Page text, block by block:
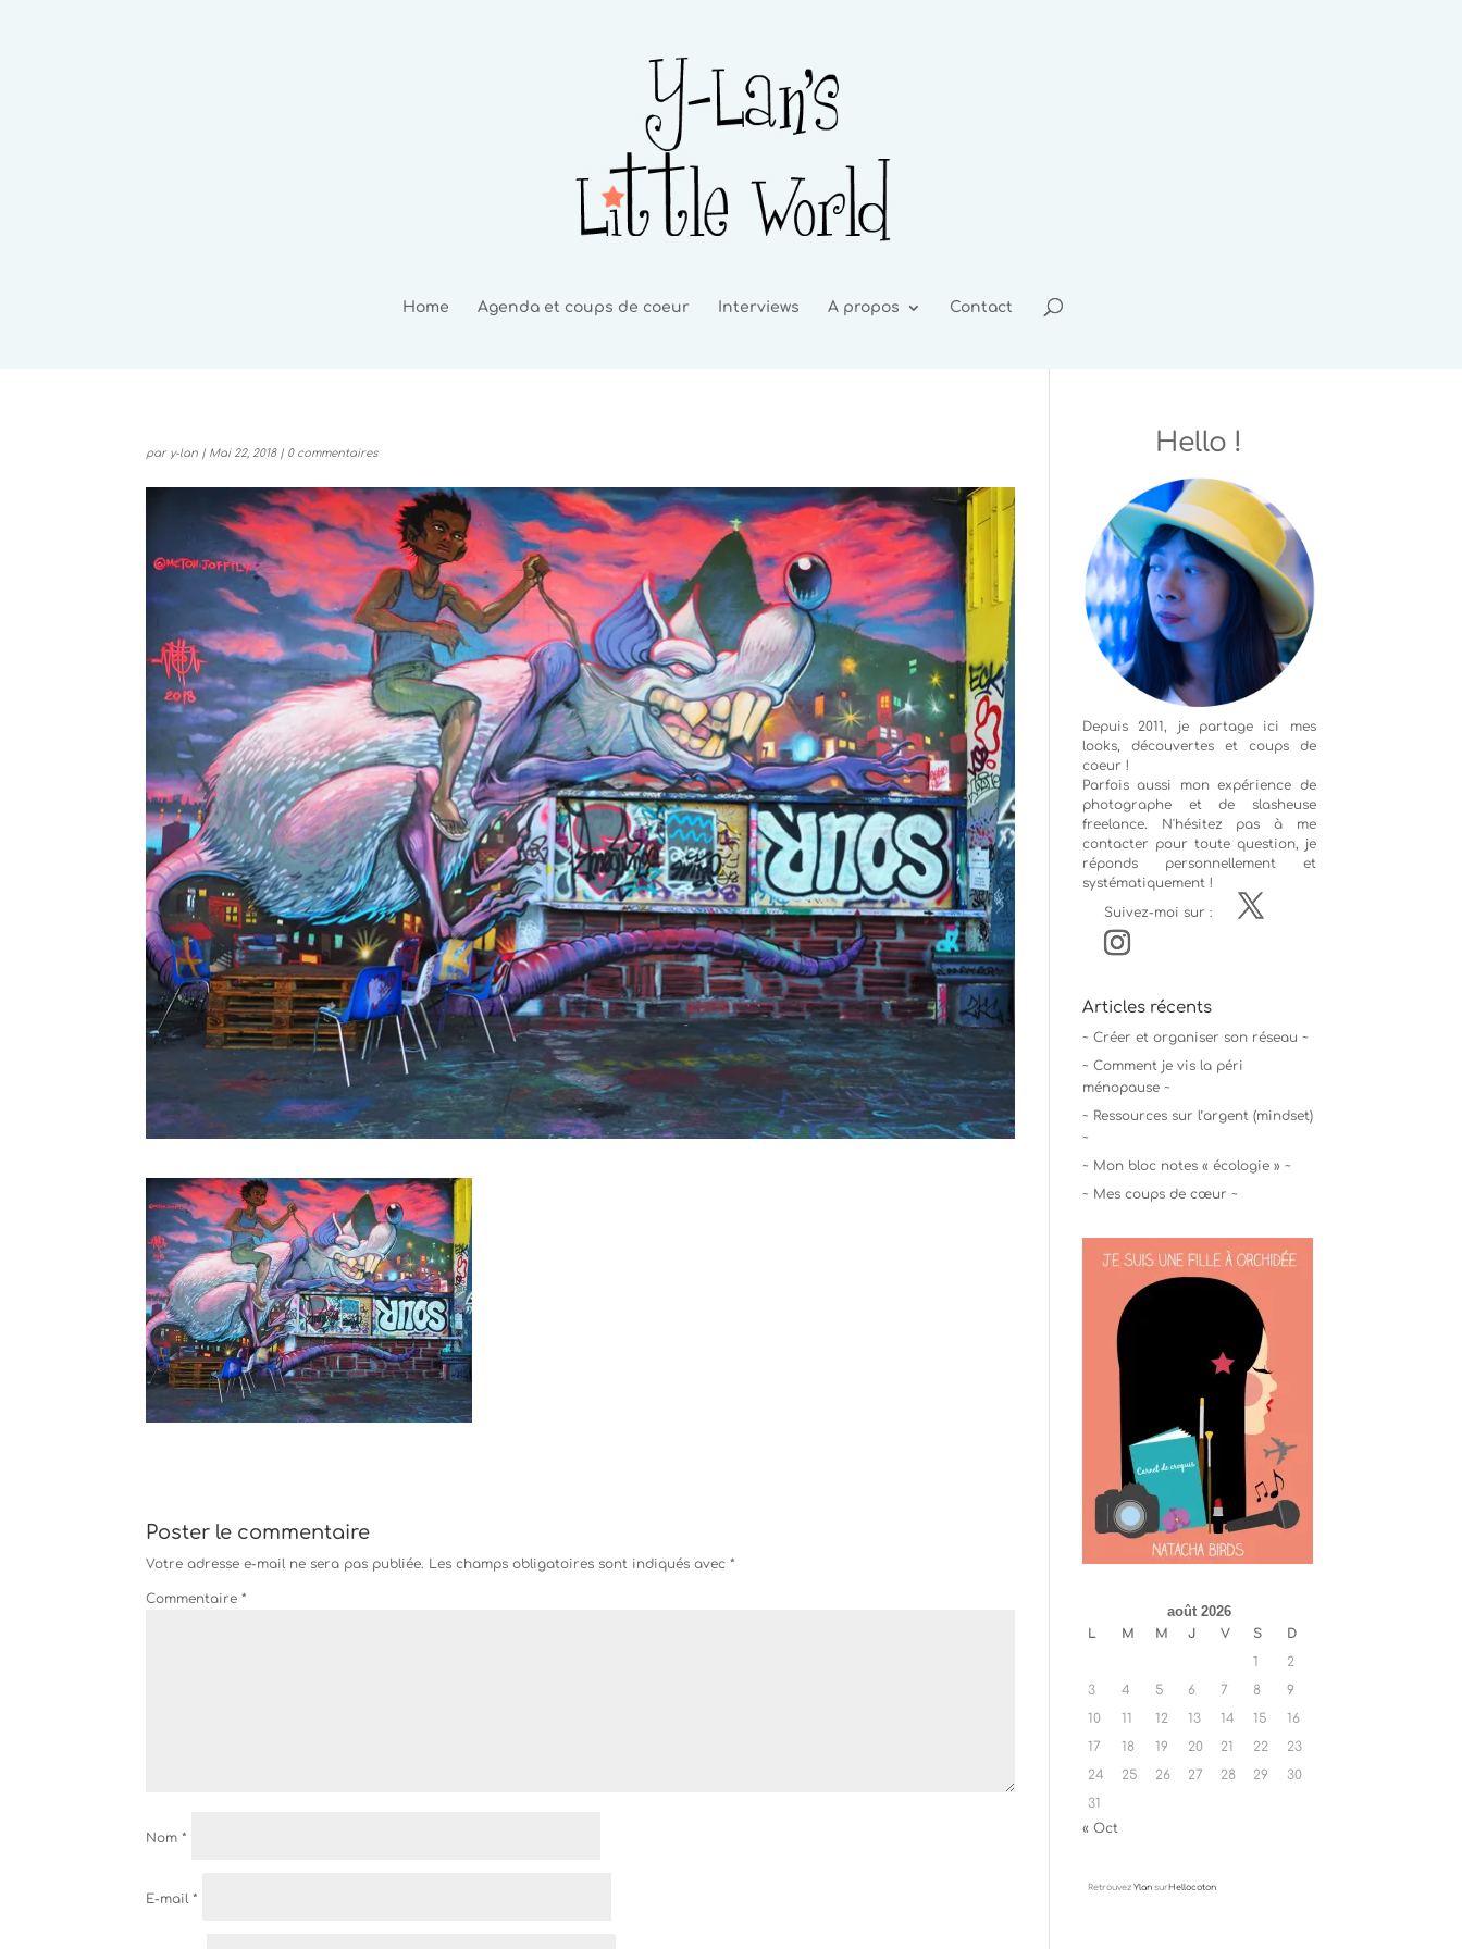
Home Agenda et coups de coeur Interviews A propos Contact
par y-lan | Mai 22, 2018| 0 commentaires
Poster le commentaire
Votre adresse e-mail ne sera pas publiée. Les champs obligatoires sont indiqués avec*
Commentaire*
Nom*
E-mail*
Hello !
Depuis 2011, je partage ici mes
looks, découvertes et coups de
coeur !
Parfois aussi mon expérience de
photographeet de slasheuse
freelance. N'hésitez pas à me
contacter pour toute question, je
réponds personnellement et
systématiquement !
Suivez-moi sur :
Articles récents
~ Créer et organiser son réseau ~
~ Comment je vis la péri
ménopause ~
~ Ressources sur l’argent (mindset)
~
~ Mon bloc notes « écologie » ~
~ Mes coups de cœur ~
août 2026
L M M J V S
D
1
2
3
4 5 6 7 8
9
10
11 12 13 14 15
16
17
18 19 20 21 22
23
24
25 26 27 28 29
30
31
« Oct
Retrouvez Ylansur Hellocoton